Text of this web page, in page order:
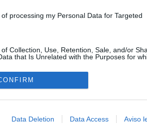
processing my Personal Data for Targeted
Collection, Use, Retention, Sale, and/or
that Is Unrelated with the Purposes for
Data Deletion Data Access Aviso
impunidad
alcaldesa de Alcalá por la filtración de informes
jefa" Ayuso
de los grupos de WhatsApp, Facebook e Instagram
a Ceuta desde Marruecos para el 15 de agosto